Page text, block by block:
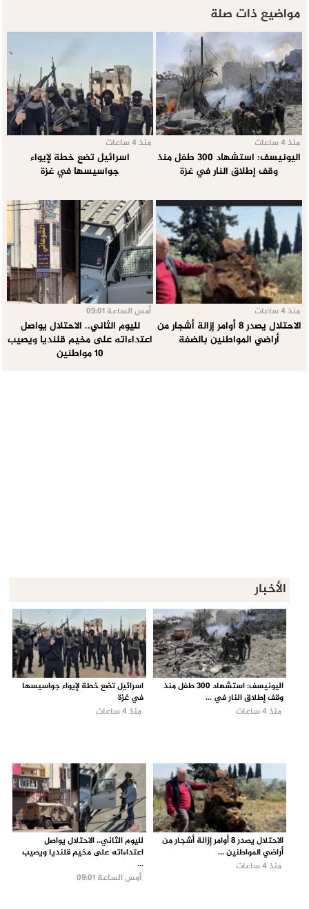
مواضيع ذات صلة
منذ 4 ساعات
اليونيسف: استشهاد 300 طفل منذ
وقف إطلاق النار في غزة
منذ 4 ساعات
اسرائيل تضع خطة لإيواء
جواسيسها في غزة
منذ 4 ساعات
الاحتلال يصدر 8 أوامر إزالة أشجار من
أراضي المواطنين بالضفة
أمس الساعة 09:01
لليوم الثاني.. الاحتلال يواصل
اعتداءاته على مخيم قلنديا ويصيب
10 مواطنين
الأخبار
اليونيسف: استشهاد 300 طفل منذ
وقف إطلاق النار في ...
منذ 4 ساعات
اسرائيل تضع خطة لإيواء جواسيسها
في غزة
منذ 4 ساعات
الاحتلال يصدر 8 أوامر إزالة أشجار من
أراضي المواطنين ...
منذ 4 ساعات
لليوم الثاني.. الاحتلال يواصل
اعتداءاته على مخيم قلنديا ويصيب
...
أمس الساعة 09:01